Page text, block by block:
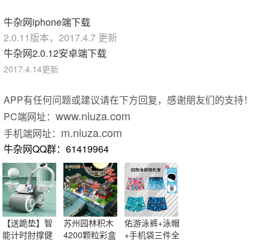
牛杂网iphone端下载
2.0.11版本，2017.4.7 更新
牛杂网2.0.12安卓端下载
2017.4.14更新
APP有任何问题或建议请在下方回复，感谢朋友们的支持！
PC端网址： www.niuza.com
手机端网址： m.niuza.com
牛杂网QQ群：61419964
【送跪垫】智
能计时肘撑健
苏州园林积木
4200颗粒彩盒
佑游泳裤+泳帽
+手机袋三件全